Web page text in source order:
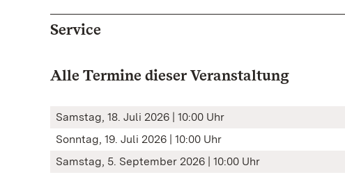
Service
Alle Termine dieser Veranstaltung
Samstag, 18. Juli 2026 | 10:00 Uhr
Sonntag, 19. Juli 2026 | 10:00 Uhr
Samstag, 5. September 2026 | 10:00 Uhr